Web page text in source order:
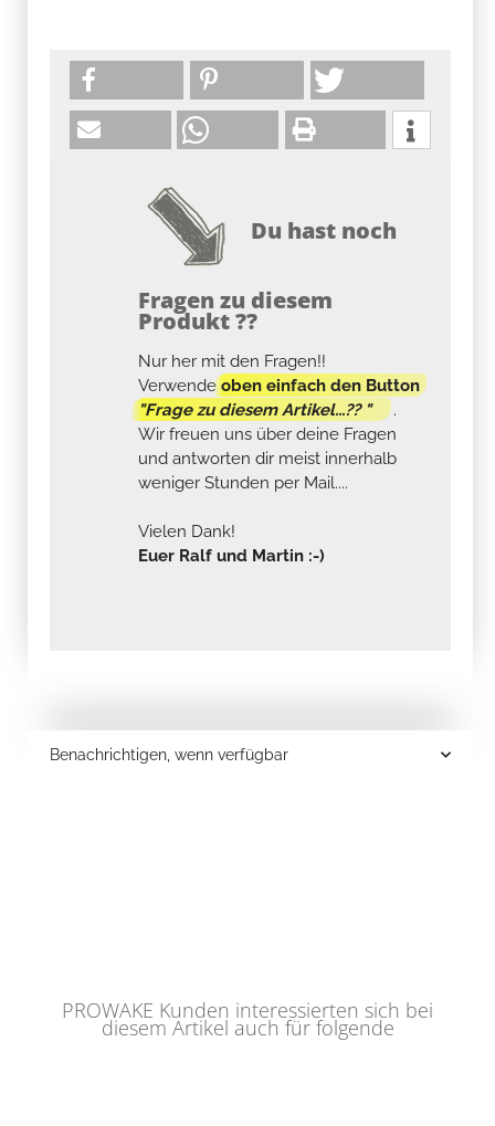
Du hast noch
Fragen zu diesem
Produkt ??
Nur her mit den Fragen!!
Verwendeoben einfach den Button
"Frage zu diesem Artikel...?? "
.
Wir freuen uns über deine Fragen
und antworten dir meist innerhalb
weniger Stunden per Mail....
Vielen Dank!
Euer Ralf und Martin :-)
Benachrichtigen, wenn verfügbar
PROWAKE Kunden interessierten sich bei
diesem Artikel auch für folgende